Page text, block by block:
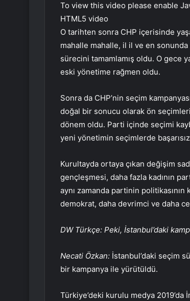
To view this video please enable
HTML5 video
O tarihten sonra CHP içerisinde
mahalle mahalle, il il ve en sonunda
sürecini tamamlamış oldu. O gece
eski yönetime rağmen oldu.
Sonra da CHP’nin seçim
doğal bir sonucu olarak ön
dönem oldu. Parti içinde seçimi
yeni yönetimin seçimlerde
Kurultayda ortaya çıkan değişim
gençleşmesi, daha fazla kadının
aynı zamanda partinin
demokrat, daha devrimci ve daha
DW Türkçe: Peki, İstanbul’daki
Necati Özkan: İstanbul’daki seçim
bir kampanya ile yürütüldü.
Türkiye’deki kurulu medya 2019’da